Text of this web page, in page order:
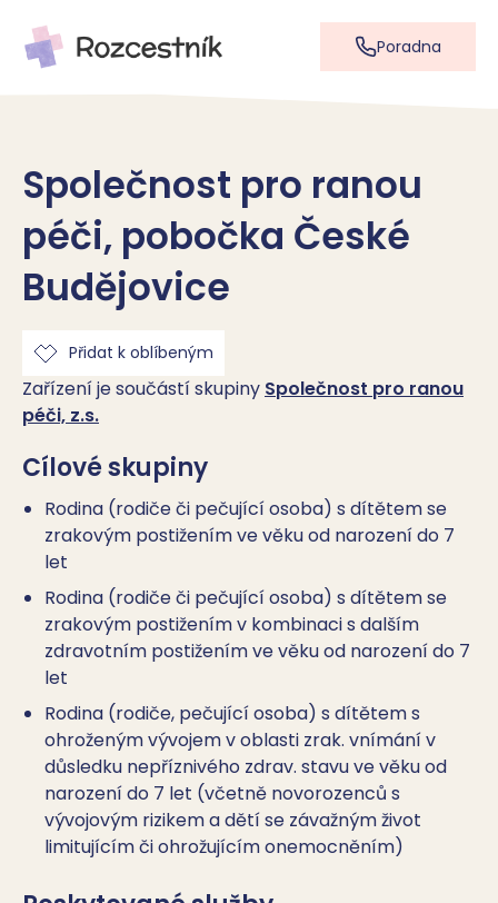
Poradna
Společnost pro ranou
péči, pobočka České
Budějovice
Přidat k oblíbeným
Zařízení je součástí skupiny Společnost pro ranou
péči, z.s.
Cílové skupiny
Rodina (rodiče či pečující osoba) s dítětem se
zrakovým postižením ve věku od narození do 7
let
Rodina (rodiče či pečující osoba) s dítětem se
zrakovým postižením v kombinaci s dalším
zdravotním postižením ve věku od narození do 7
let
Rodina (rodiče, pečující osoba) s dítětem s
ohroženým vývojem v oblasti zrak. vnímání v
důsledku nepříznivého zdrav. stavu ve věku od
narození do 7 let (včetně novorozenců s
vývojovým rizikem a dětí se závažným život
limitujícím či ohrožujícím onemocněním)